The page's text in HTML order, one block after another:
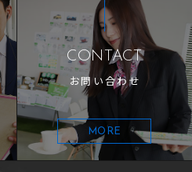
CONTACT
お問い合わせ
MORE